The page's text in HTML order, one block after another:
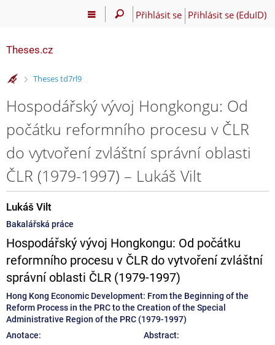
Přihlásit se Přihlásit se (EduID)
Theses.cz
>
Theses td7rl9
Hospodářský vývoj Hongkongu: Od
počátku reformního procesu v ČLR
do vytvoření zvláštní správní oblasti
ČLR (1979-1997) – Lukáš Vilt
Lukáš Vilt
Bakalářská práce
Hospodářský vývoj Hongkongu: Od počátku
reformního procesu v ČLR do vytvoření zvláštní
správní oblasti ČLR (1979-1997)
Hong Kong Economic Development: From the Beginning of the
Reform Process in the PRC to the Creation of the Special
Administrative Region of the PRC (1979-1997)
Anotace:
Abstract: